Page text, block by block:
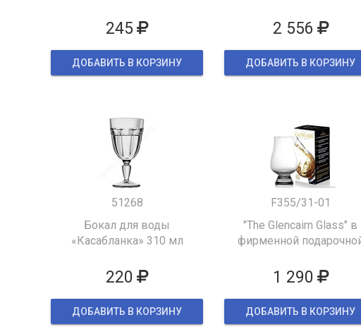
245
ДОБАВИТЬ В КОРЗИНУ
2 556
ДОБАВИТЬ В КОРЗИНУ
51268
Бокал для воды
«Касабланка» 310 мл
220
ДОБАВИТЬ В КОРЗИНУ
F355/31-01
"The Glencairn Glass" в
фирменной
1 290
ДОБАВИТЬ В КОРЗИНУ